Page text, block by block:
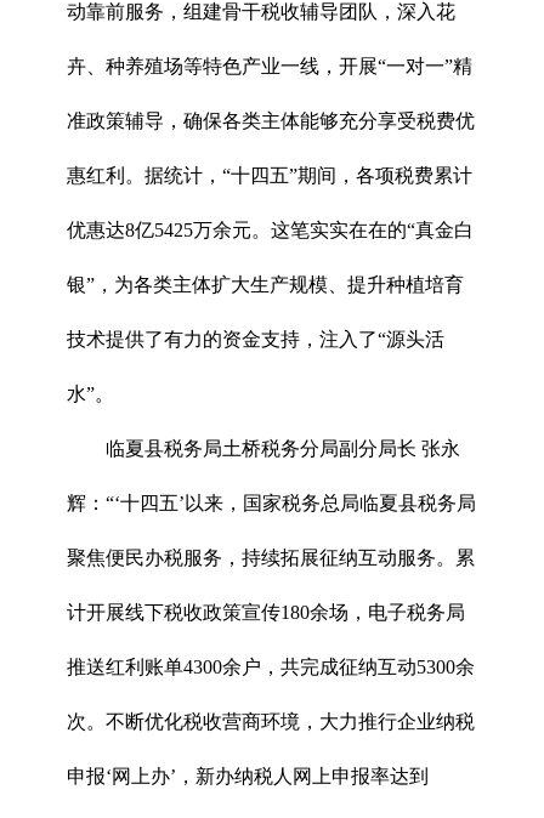
动靠前服务，组建骨干税收辅导团队，深入花
卉、种养殖场等特色产业一线，开展“一对一”精
准政策辅导，确保各类主体能够充分享受税费优
惠红利。据统计，“十四五”期间，各项税费累计
优惠达8亿5425万余元。这笔实实在在的“真金白
银”，为各类主体扩大生产规模、提升种植培育
技术提供了有力的资金支持，注入了“源头活
水”。
临夏县税务局土桥税务分局副分局长 张永
辉：“‘十四五’以来，国家税务总局临夏县税务局
聚焦便民办税服务，持续拓展征纳互动服务。累
计开展线下税收政策宣传180余场，电子税务局
推送红利账单4300余户，共完成征纳互动5300余
次。不断优化税收营商环境，大力推行企业纳税
申报‘网上办’，新办纳税人网上申报率达到